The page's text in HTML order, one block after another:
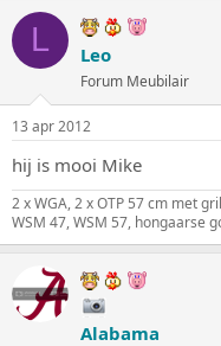
L Leo
Forum Meubilair
13 apr 2012
hij is mooi Mike
2 x WGA, 2 x OTP 57 cm met
WSM 47, WSM 57, hongaarse
Alabama